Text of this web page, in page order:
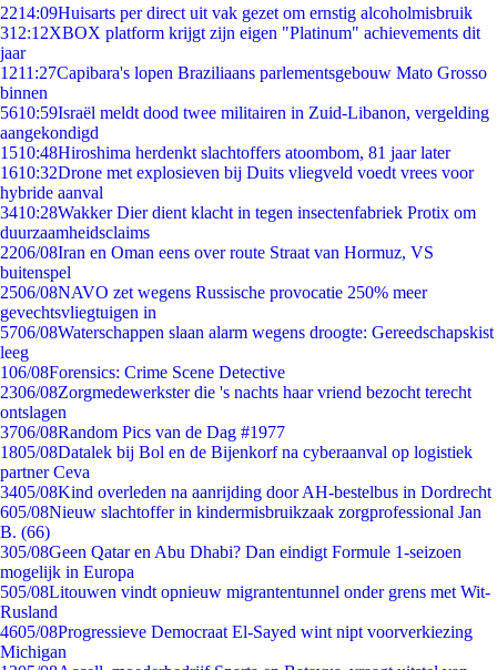
2214:09Huisarts per direct uit vak gezet om ernstig alcoholmisbruik
312:12XBOX platform krijgt zijn eigen "Platinum" achievements dit
jaar
1211:27Capibara's lopen Braziliaans parlementsgebouw Mato Grosso
binnen
5610:59Israël meldt dood twee militairen in Zuid-Libanon, vergelding
aangekondigd
1510:48Hiroshima herdenkt slachtoffers atoombom, 81 jaar later
1610:32Drone met explosieven bij Duits vliegveld voedt vrees voor
hybride aanval
3410:28Wakker Dier dient klacht in tegen insectenfabriek Protix om
duurzaamheidsclaims
2206/08Iran en Oman eens over route Straat van Hormuz, VS
buitenspel
2506/08NAVO zet wegens Russische provocatie 250% meer
gevechtsvliegtuigen in
5706/08Waterschappen slaan alarm wegens droogte: Gereedschapskist
leeg
106/08Forensics: Crime Scene Detective
2306/08Zorgmedewerkster die 's nachts haar vriend bezocht terecht
ontslagen
3706/08Random Pics van de Dag #1977
1805/08Datalek bij Bol en de Bijenkorf na cyberaanval op logistiek
partner Ceva
3405/08Kind overleden na aanrijding door AH-bestelbus in Dordrecht
605/08Nieuw slachtoffer in kindermisbruikzaak zorgprofessional Jan
B. (66)
305/08Geen Qatar en Abu Dhabi? Dan eindigt Formule 1-seizoen
mogelijk in Europa
505/08Litouwen vindt opnieuw migrantentunnel onder grens met Wit-
Rusland
4605/08Progressieve Democraat El-Sayed wint nipt voorverkiezing
Michigan